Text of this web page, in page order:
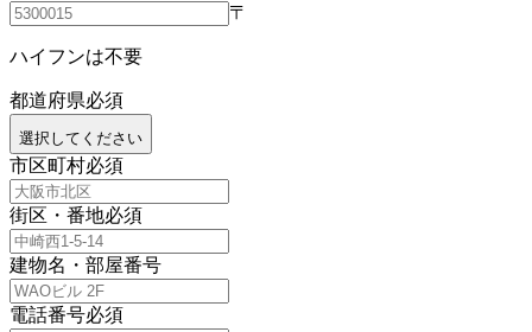
〒
ハイフンは不要
都道府県必須
選択してください
市区町村必須
街区・番地必須
建物名・部屋番号
電話番号必須